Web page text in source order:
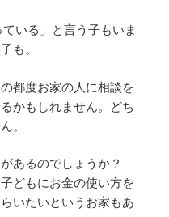
いる」と言う子もいま
も。
都度お家の人に相談を
かもしれません。どち
。
あるのでしょうか？
どもにお金の使い方を
いたいというお家もあ